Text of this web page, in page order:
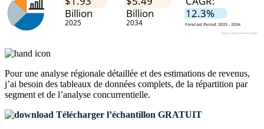
Pour une analyse régionale détaillée et des estimations de revenus,
j’ai besoin des tableaux de données complets, de la répartition par
segment et de l’analyse concurrentielle.
Télécharger l’échantillon GRATUIT